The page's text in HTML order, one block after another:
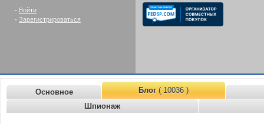
- Войти
- Зарегистрироваться
Основное Блог( 10036 )
Шпионаж